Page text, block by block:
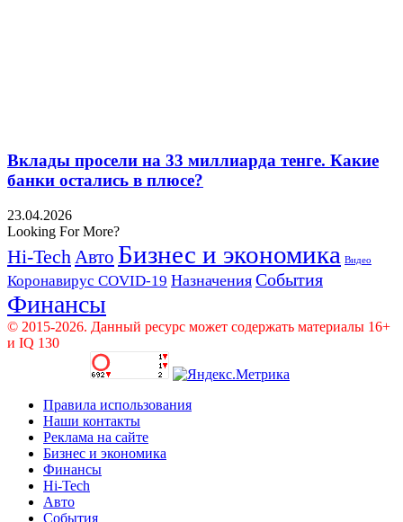
Вклады просели на 33 миллиарда тенге. Какие
банки остались в плюсе?
23.04.2026
Looking For More?
Hi-Tech Авто Бизнес и экономика Видео
Коронавирус COVID-19 Назначения События
Финансы
© 2015-2026. Данный ресурс может содержать материалы 16+
и IQ 130
Правила использования
Наши контакты
Реклама на сайте
Бизнес и экономика
Финансы
Hi-Tech
Авто
События